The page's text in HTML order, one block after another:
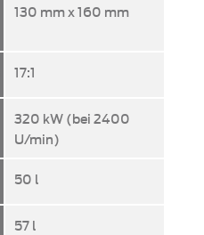
130 mm x 160 mm
17:1
320 kW (bei 2400
U/min)
50 l
57 l